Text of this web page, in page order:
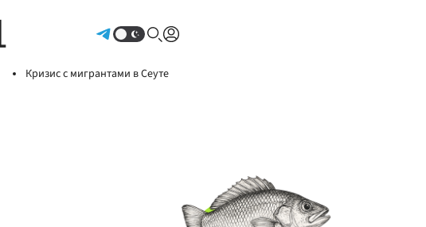
Кризис с мигрантами в Сеуте